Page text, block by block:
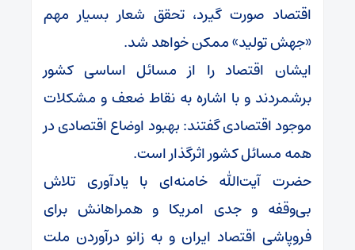
اقتصاد صورت گیرد، تحقق شعار بسیار مهم
«جهش تولید» ممکن خواهد شد.
ایشان اقتصاد را از مسائل اساسی کشور
برشمردند و با اشاره به نقاط ضعف و مشکلات
موجود اقتصادی گفتند: بهبود اوضاع اقتصادی در
همه مسائل کشور اثرگذار است.
حضرت آیت‌الله خامنه‌ای با یادآوری تلاش
بی‌وقفه و جدی امریکا و همراهانش برای
فروپاشی اقتصاد ایران و به زانو درآوردن ملت